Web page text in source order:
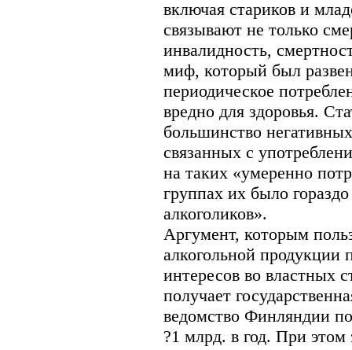
включая стариков и
связывают не только
инвалидность,
миф, который был
периодическое
вредно для здоровья.
большинство
связанных с
на таких «умеренно
группах их было
алкоголиков».
Аргумент, которым
алкогольной продукции
интересов во властных
получает
ведомство Финляндии
?1 млрд. в год. При этом